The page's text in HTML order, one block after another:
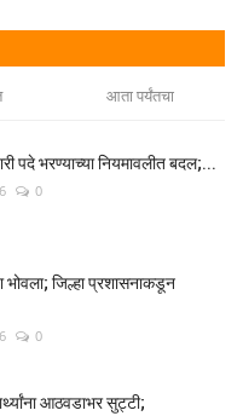
आता पर्यंतचा
पदे भरण्याच्या नियमावलीत बदल;...
0
भोवला; जिल्हा प्रशासनाकडून
0
आठवडाभर सुट्टी;